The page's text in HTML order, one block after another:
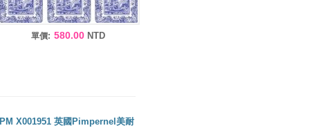
單價: 580.00 NTD
PM X001951 英國Pimpernel美耐